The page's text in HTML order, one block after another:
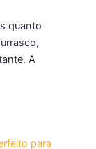
quanto
A